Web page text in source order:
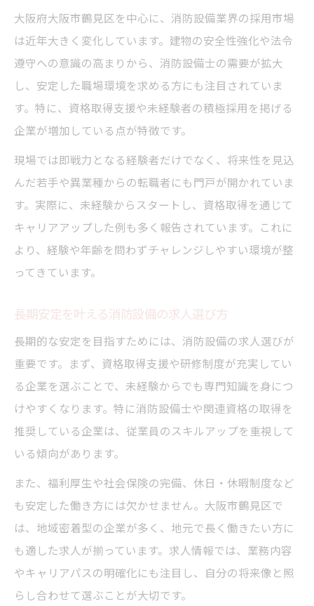
大阪府大阪市鶴見区を中心に、消防設備業界の採用市場
は近年大きく変化しています。建物の安全性強化や法令
遵守への意識の高まりから、消防設備士の需要が拡大
し、安定した職場環境を求める方にも注目されていま
す。特に、資格取得支援や未経験者の積極採用を掲げる
企業が増加している点が特徴です。
現場では即戦力となる経験者だけでなく、将来性を見込
んだ若手や異業種からの転職者にも門戸が開かれていま
す。実際に、未経験からスタートし、資格取得を通じて
キャリアアップした例も多く報告されています。これに
より、経験や年齢を問わずチャレンジしやすい環境が整
ってきています。
長期安定を叶える消防設備の求人選び方
長期的な安定を目指すためには、消防設備の求人選びが
重要です。まず、資格取得支援や研修制度が充実してい
る企業を選ぶことで、未経験からでも専門知識を身につ
けやすくなります。特に消防設備士や関連資格の取得を
推奨している企業は、従業員のスキルアップを重視して
いる傾向があります。
また、福利厚生や社会保険の完備、休日・休暇制度など
も安定した働き方には欠かせません。大阪市鶴見区で
は、地域密着型の企業が多く、地元で長く働きたい方に
も適した求人が揃っています。求人情報では、業務内容
やキャリアパスの明確化にも注目し、自分の将来像と照
らし合わせて選ぶことが大切です。